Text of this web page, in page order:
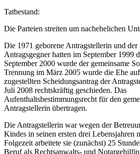
Tatbestand:
Die Parteien streiten um nachehelichen
Die 1971 geborene Antragstellerin und der
Antragsgegner hatten im September 1999
September 2000 wurde der gemeinsame
Trennung im März 2005 wurde die Ehe
zugestellten Scheidungsantrag der
Juli 2008 rechtskräftig geschieden. Das
Aufenthaltsbestimmungsrecht für den
Antragstellerin übertragen.
Die Antragstellerin war wegen der
Kindes in seinen ersten drei Lebensjahren
Folgezeit arbeitete sie (zunächst) 25
Beruf als Rechtsanwalts- und